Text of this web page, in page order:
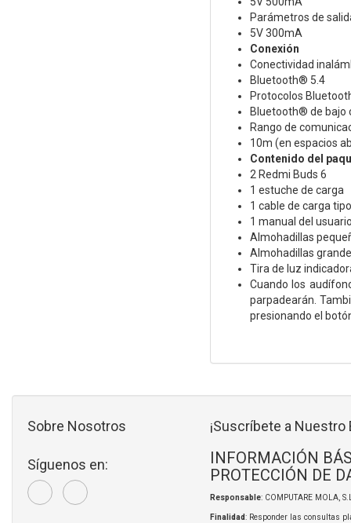
Parámetros de
5V 300mA
Conexión
Conectividad
Bluetooth® 5.4
Protocolos
Bluetooth® de bajo
Rango de
10m (en espacios
Contenido del
2 Redmi Buds 6
1 estuche de carga
1 cable de carga
1 manual del
Almohadillas
Almohadillas
Tira de luz
Cuando los
parpadearán.
presionando el
Sobre Nosotros
Síguenos en:
¡Suscríbete a Nuestro
INFORMACIÓN
PROTECCIÓN DE
Responsable: COMPUTARE MOLA,
Finalidad: Responder las consultas